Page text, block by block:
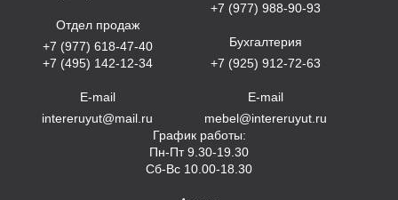
Отдел продаж
+7 (977) 618-47-40
+7 (495) 142-12-34
E-mail
intereruyut@mail.ru
+7 (977) 988-90-93
Бухгалтерия
+7 (925) 912-72-63
E-mail
mebel@intereruyut.ru
График работы:
Пн-Пт 9.30-19.30
Сб-Вс 10.00-18.30